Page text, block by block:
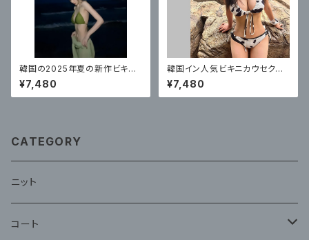
韓国の2025年夏の新作ビキニ
水着、フェミニン、ピュアでセクシ
ーなブラウスビキニ付き3点セッ
ト
¥7,480
韓国イン人気ビキニカウセクシ
ーなホルターネックストラップ三
点水着
¥7,480
CATEGORY
ニット
コート